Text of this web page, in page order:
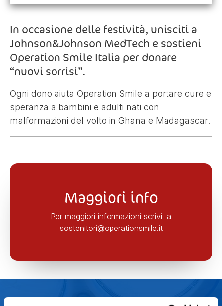
In occasione delle festività, unisciti a
Johnson&Johnson MedTech e sostieni
Operation Smile Italia per donare
“nuovi sorrisi”.
Ogni dono aiuta Operation Smile a portare cure e
speranza a bambini e adulti nati con
malformazioni del volto in Ghana e Madagascar.
Maggiori info
Per maggiori informazioni scrivi a
sostenitori@operationsmile.it